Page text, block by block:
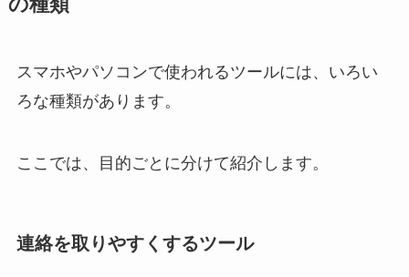
の種類
スマホやパソコンで使われるツールには、いろい
ろな種類があります。
ここでは、目的ごとに分けて紹介します。
連絡を取りやすくするツール